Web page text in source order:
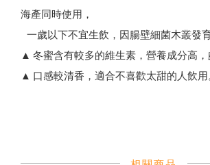
海產同時使用，
一歲以下不宜生飲，因腸壁細菌木叢發
▲ 冬蜜含有較多的維生素，營養成分高，
▲ 口感較清香，適合不喜歡太甜的人飲用